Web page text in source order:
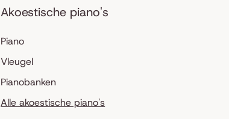
Akoestische piano's
Piano
Vleugel
Pianobanken
Alle akoestische piano's